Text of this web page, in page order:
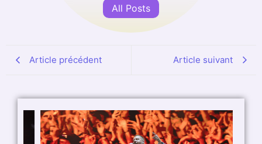
All Posts
Article précédent Article suivant